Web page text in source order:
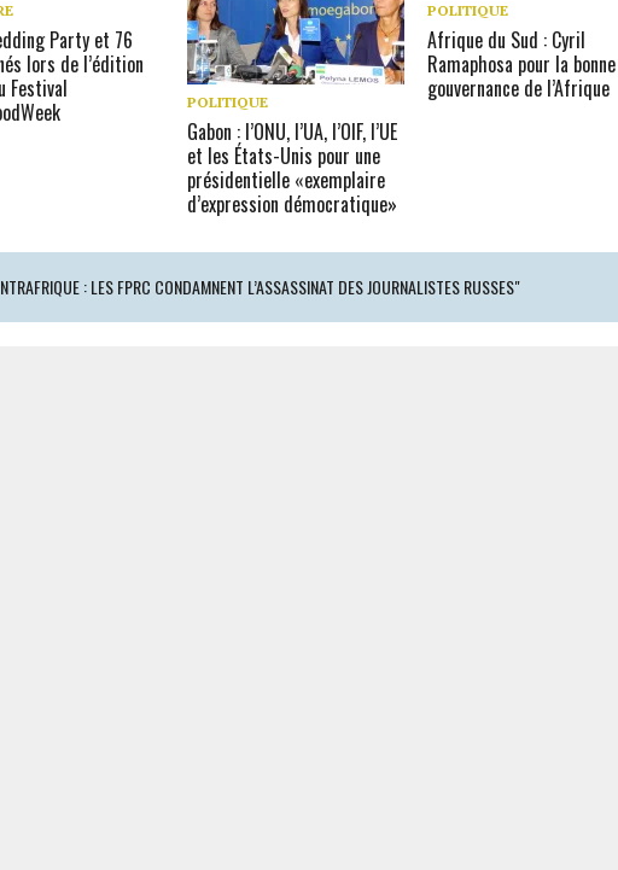
Party et 76
lors de l’édition
Festival
POLITIQUE
Gabon : l’ONU, l’UA, l’OIF, l’UE
et les États-Unis pour une
présidentielle «exemplaire
d’expression démocratique»
POLITIQUE
Afrique du Sud : Cyril
Ramaphosa pour la bonne
gouvernance de l’Afrique
: LES FPRC CONDAMNENT L’ASSASSINAT DES JOURNALISTES RUSSES"